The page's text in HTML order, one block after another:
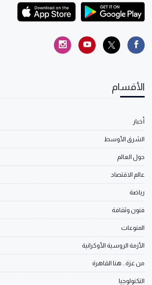
الأقسام
أخبار
الشرق الأوسط
حول العالم
عالم الاقتصاد
رياضة
فنون وثقافة
المنوعات
الأزمة الروسية الأوكرانية
من غزة.. هنا القاهرة
التكنولوجيا